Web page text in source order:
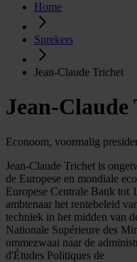
Home
Sprekers
Jean-Claude Trichet
Jean-Claude
Econoom, voormalig
Jean-Claude Trichet is
de Europese en mondiale
Europese Centrale Bank tot
ambtenaar het rentebeleid
techniek in het midden van
Nationale Supérieure des
ommezwaai naar de
d'Études Politiques de